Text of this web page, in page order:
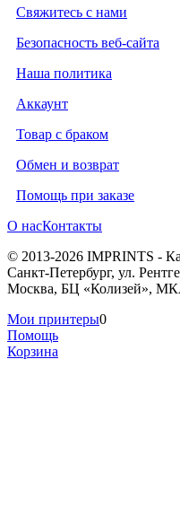
Свяжитесь с нами
Безопасность веб-сайта
Наша политика
Аккаунт
Товар с браком
Обмен и возврат
Помощь при заказе
О насКонтакты
© 2013-2026 IMPRINTS -
Санкт-Петербург, ул.
Москва, БЦ «Колизей»,
Мои принтеры0
Помощь
Корзина